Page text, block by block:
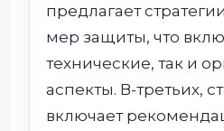
предлагает
мер защиты, что
технические, так и
аспекты. В-третьих,
включает